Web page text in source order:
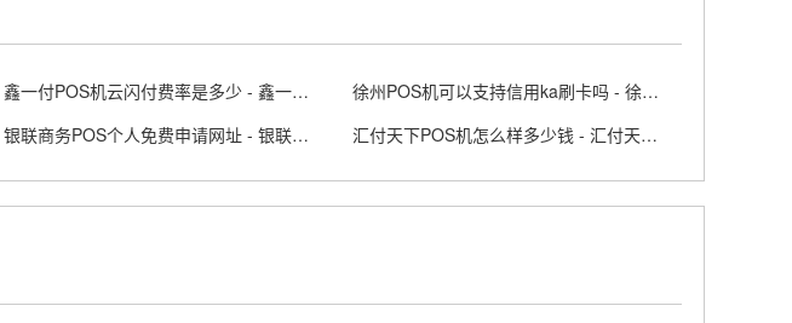
鑫一付POS机云闪付费率是多少 - 鑫一付APP
徐州POS机可以支持信用ka刷卡吗 - 徐州POS机
银联商务POS个人免费申请网址 - 银联商务posapp 汇付天下POS机怎么样多少钱 - 汇付天下pos下载